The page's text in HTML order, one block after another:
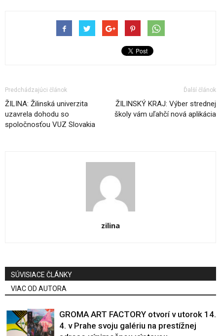
Predchádzajúci článok
ŽILINA: Žilinská univerzita
uzavrela dohodu so
spoločnosťou VUZ Slovakia
Ďalší článok
ŽILINSKÝ KRAJ: Výber strednej
školy vám uľahčí nová aplikácia
zilina
SÚVISIACE ČLÁNKY
VIAC OD AUTORA
GROMA ART FACTORY otvorí v utorok 14.
4. v Prahe svoju galériu na prestížnej